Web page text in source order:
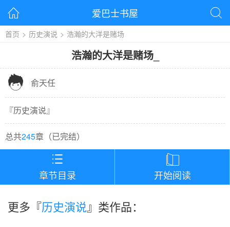
 爱巴士书屋 
首页 > 历史演说 > 浩瀚的大洋是赌场
浩瀚的大洋是赌场_
 俞天任
『历史演说』
总共245章（已完结）

章节目录

开始阅读
更多『历史演说』类作品：